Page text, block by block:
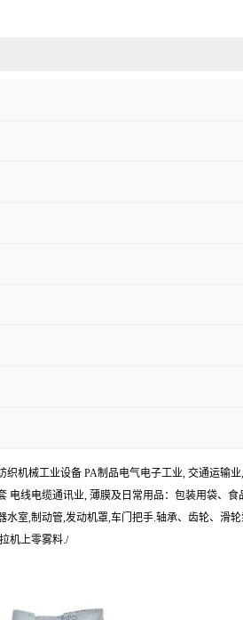
机械工业设备 PA制品电气电子工业, 交通运
线电缆通讯业, 薄膜及日常用品：包装用袋、
室,制动管,发动机罩,车门把手.轴承、齿轮、
机上零雾料./